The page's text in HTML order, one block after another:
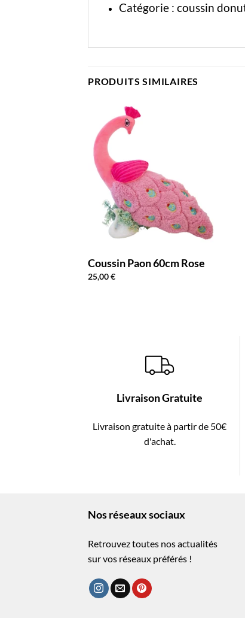
Catégorie : coussin
PRODUITS SIMILAIRES
Coussin Paon 60cm Rose
25,00€
Livraison Gratuite
Livraison gratuite à partir de 50€
d'achat.
Nos réseaux sociaux
Retrouvez toutes nos actualités
sur vos réseaux préférés !